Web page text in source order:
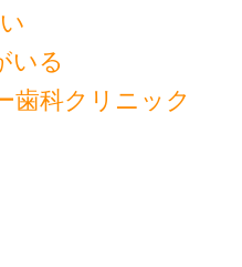
いる
歯科クリニック